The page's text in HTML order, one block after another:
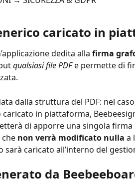
caricato in
dedita alla firma
qualsiasi file PDF e permette di
dalla struttura del PDF: nel
caricato in piattaforma,
di apporre una singola
non verrà modificato nulla a
sarà caricato all’interno del
da